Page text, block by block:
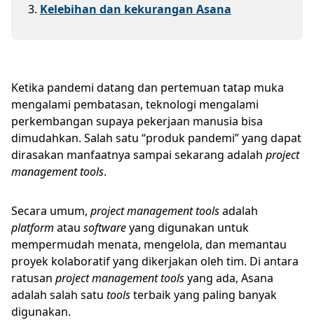
3. Kelebihan dan kekurangan Asana
Ketika pandemi datang dan pertemuan tatap muka
mengalami pembatasan, teknologi mengalami
perkembangan supaya pekerjaan manusia bisa
dimudahkan. Salah satu “produk pandemi” yang dapat
dirasakan manfaatnya sampai sekarang adalah project
management tools.
Secara umum, project management toolsadalah
platform atau softwareyang digunakan untuk
mempermudah menata, mengelola, dan memantau
proyek kolaboratif yang dikerjakan oleh tim. Di antara
ratusan project management toolsyang ada, Asana
adalah salah satu toolsterbaik yang paling banyak
digunakan.